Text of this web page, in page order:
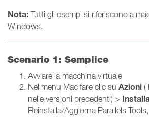
Nota: Tutti gli esempi si riferiscono a
Windows.
Scenario 1: Semplice
Avviare la macchina virtuale
Nel menu Mac fare clic su Azioni (
nelle versioni precedenti) >
Reinstalla/Aggiorna Parallels